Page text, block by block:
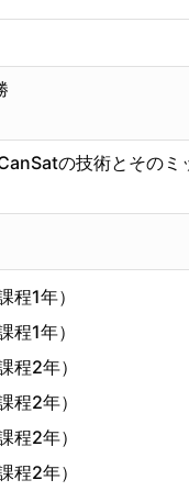
の技術とそのミ
1年）
1年）
2年）
2年）
2年）
2年）